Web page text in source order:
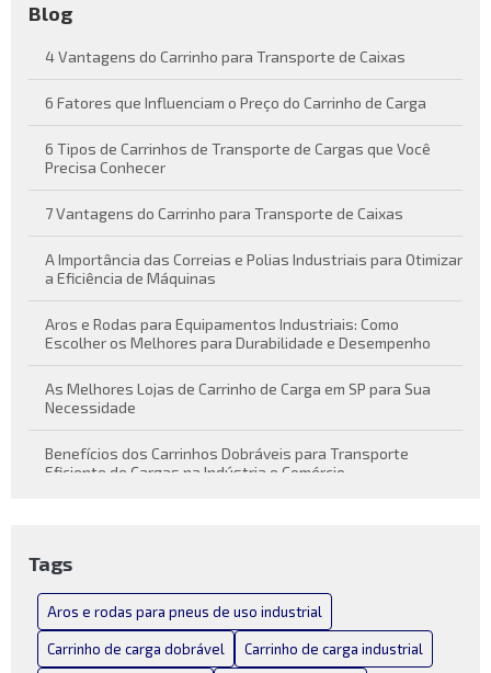
Blog
4 Vantagens do Carrinho para Transporte de Caixas
6 Fatores que Influenciam o Preço do Carrinho de Carga
6 Tipos de Carrinhos de Transporte de Cargas que Você
Precisa Conhecer
7 Vantagens do Carrinho para Transporte de Caixas
A Importância das Correias e Polias Industriais para Otimizar
a Eficiência de Máquinas
Aros e Rodas para Equipamentos Industriais: Como
Escolher os Melhores para Durabilidade e Desempenho
As Melhores Lojas de Carrinho de Carga em SP para Sua
Necessidade
Benefícios dos Carrinhos Dobráveis para Transporte
Eficiente de Cargas na Indústria e Comércio
Funcionalidades
Carrinho de Carga Dobrável: Praticidade em Movimento
Tags
Aros e rodas para pneus de uso industrial
Carrinho de carga dobrável Carrinho de carga industrial